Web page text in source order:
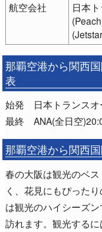
航空会社
日本
那覇空港から関西
表
始発 日本トランスオ
最終 ANA(全日空
那覇空港から関西
春の大阪は観光のベ
く、花見にもぴった
は観光のハイシーズ
訪れます。観光する